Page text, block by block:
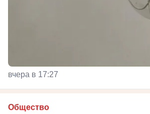
вчера в 17:27
Общество